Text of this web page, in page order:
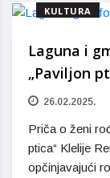
KULTURA
Laguna i
„Paviljon
26.02.2025.
Priča o ženi
ptica“ Klelije
opčinjavajući